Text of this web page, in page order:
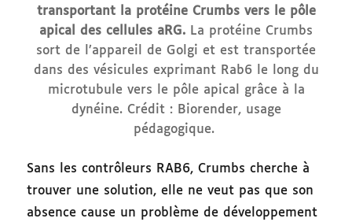
transportant la protéine Crumbs vers le pôle
apical des cellules aRG. La protéine Crumbs
sort de l’appareil de Golgi et est transportée
dans des vésicules exprimant Rab6 le long du
microtubule vers le pôle apical grâce à la
dynéine. Crédit : Biorender, usage
pédagogique.
Sans les contrôleurs RAB6, Crumbs cherche à
trouver une solution, elle ne veut pas que son
absence cause un problème de développement